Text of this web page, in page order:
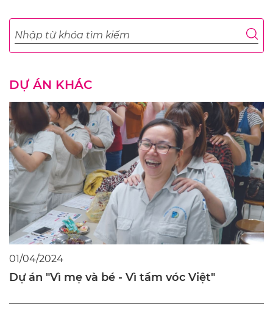
DỰ ÁN KHÁC
01/04/2024